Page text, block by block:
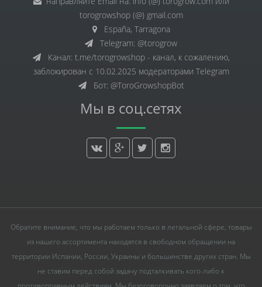
torogrowshop (@) gmail.com
España, Tarragona
Telegram: @torogrow
Канал: t.me/torogrowshop - канал, к сожалению,
заблокирован с 10.02.2025 модераторами Telegram
Бот: @ToroGrowshopBot
Мы в соц.сетях
Обратите внимание, что мы работаем только в легальной сфере, товары
из нашего ассортимента находятся в свободном обращении на
территории Испании, России, Украины и большинстве других стран. Мы
не ставим перед собой задачу подталкивать кого-либо к